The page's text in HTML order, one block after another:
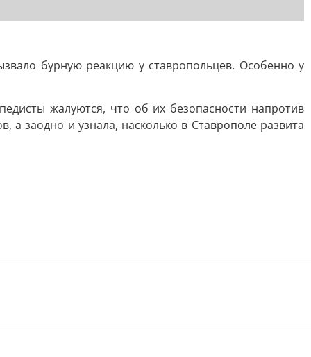
бурную реакцию у ставропольцев. Особенно у
жалуются, что об их безопасности напротив
заодно и узнала, насколько в Ставрополе развита